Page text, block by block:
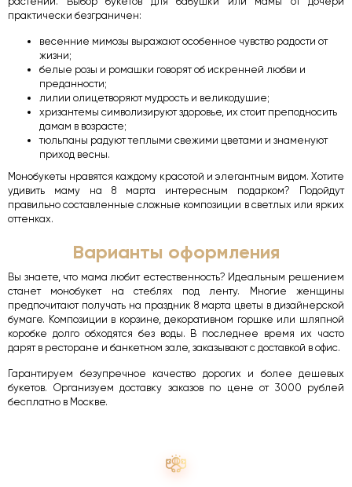
практически безграничен:
весенние мимозы выражают особенное чувство радости от
жизни;
белые розы и ромашки говорят об искренней любви и
преданности;
лилии олицетворяют мудрость и великодушие;
хризантемы символизируют здоровье, их стоит преподносить
дамам в возрасте;
тюльпаны радуют теплыми свежими цветами и знаменуют
приход весны.
Монобукеты нравятся каждому красотой и элегантным видом. Хотите
удивить маму на 8 марта интересным подарком? Подойдут
правильно составленные сложные композиции в светлых или ярких
оттенках.
Варианты оформления
Вы знаете, что мама любит естественность? Идеальным решением
станет монобукет на стеблях под ленту. Многие женщины
предпочитают получать на праздник 8 марта цветы в дизайнерской
бумаге. Композиции в корзине, декоративном горшке или шляпной
коробке долго обходятся без воды. В последнее время их часто
дарят в ресторане и банкетном зале, заказывают с доставкой в офис.
Гарантируем безупречное качество дорогих и более дешевых
букетов. Организуем доставку заказов по цене от 3000 рублей
бесплатно в Москве.